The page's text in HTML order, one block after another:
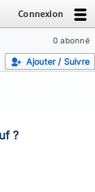
Connexion
0 abonné
Ajouter / Suivre
?